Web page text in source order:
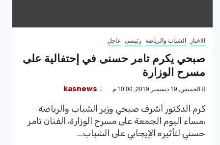
الاخبار الشباب والرياضة رئيسى عاجل
صبحي يكرم تامر حسنى في إحتفالية على
مسرح الوزارة
الخميس, 19 ديسمبر 2019, 10:00 م kasnews
كرم الدكتور أشرف صبحي وزير الشباب والرياضة
،مساء اليوم الجمعة على مسرح الوزارة، الفنان تامر
حسني لتأثيره الإيجابي على الشباب...